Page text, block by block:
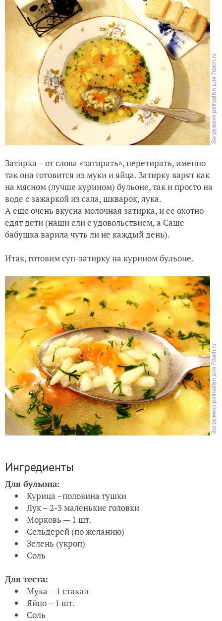
Затирка – от слова «затирать», перетирать, именно
так она готовится из муки и яйца. Затирку варят как
на мясном (лучше курином) бульоне, так и просто на
воде с зажаркой из сала, шкварок, лука.
А еще очень вкусна молочная затирка, и ее охотно
едят дети (наши ели с удовольствием, а Саше
бабушка варила чуть ли не каждый день).
Итак, готовим суп-затирку на курином бульоне.
Ингредиенты
Для бульона:
Курица –половина тушки
Лук – 2-3 маленькие головки
Морковь — 1 шт.
Сельдерей (по желанию)
Зелень (укроп)
Соль
Для теста:
Мука – 1 стакан
Яйцо – 1 шт.
Соль